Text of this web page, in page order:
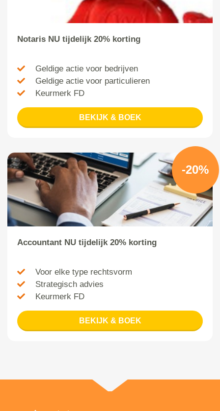
Notaris NU tijdelijk 20% korting
Geldige actie voor bedrijven
Geldige actie voor particulieren
Keurmerk FD
BEKIJK & BOEK
-20%
Accountant NU tijdelijk 20% korting
Voor elke type rechtsvorm
Strategisch advies
Keurmerk FD
BEKIJK & BOEK